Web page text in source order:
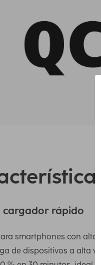
cargador rápido
smartphones con alta
de dispositivos a alta